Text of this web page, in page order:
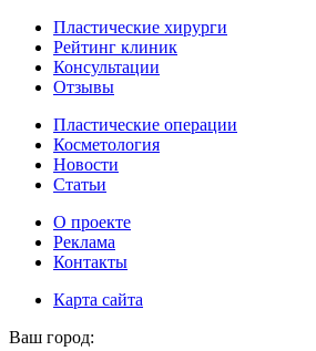
Пластические хирурги
Рейтинг клиник
Консультации
Отзывы
Пластические операции
Косметология
Новости
Статьи
О проекте
Реклама
Контакты
Карта сайта
Ваш город: